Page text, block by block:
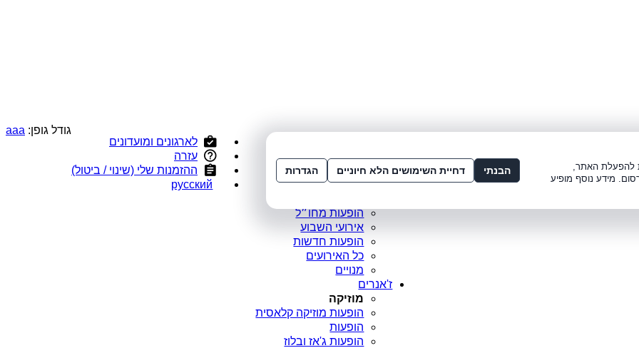
גודל גופן: aaa
עמוד ראשי
סופר פרייס
מופעים מומלצים
הופעות מחו״ל
אירועי השבוע
הופעות חדשות
כל האירועים
מנויים
ז'אנרים
מוזיקה
הופעות מוזיקה קלאסית
הופעות
הופעות ג'אז ובלוז
לארגונים ומועדונים
עזרה
ההזמנות שלי (שינוי / ביטול)
русский
להפעלת האתר,
מידע נוסף מופיע
הבנתי דחיית השימושים הלא חיוניים הגדרות